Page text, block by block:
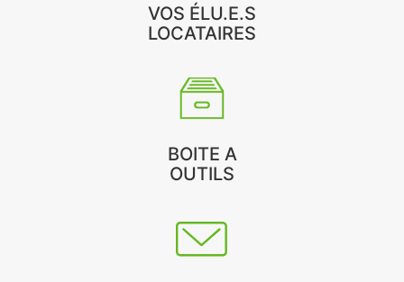
VOS ÉLU.E.S
LOCATAIRES
BOITE A
OUTILS